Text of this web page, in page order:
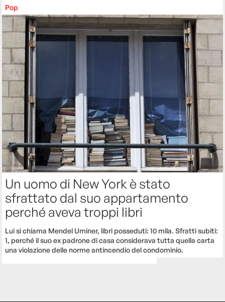
Pop
Un uomo di New York è stato
sfrattato dal suo appartamento
perché aveva troppi libri
Lui si chiama Mendel Uminer, libri posseduti: 10 mila. Sfratti subiti:
1, perché il suo ex padrone di casa considerava tutta quella carta
una violazione delle norme antincendio del condominio.